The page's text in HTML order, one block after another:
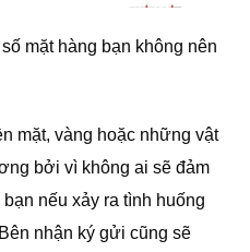
mặt hàng bạn không nên
mặt, vàng hoặc những vật
bởi vì không ai sẽ đảm
nếu xảy ra tình huống
nhận ký gửi cũng sẽ